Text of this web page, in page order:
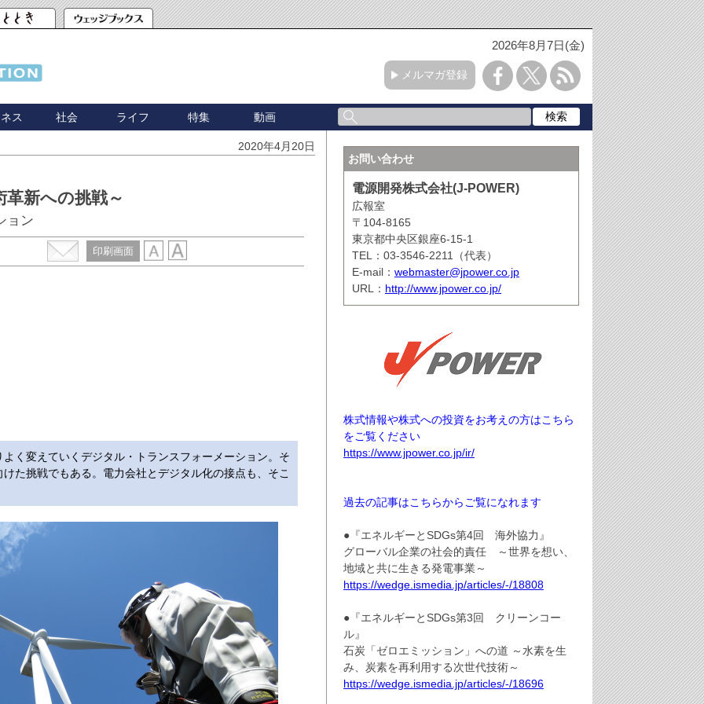
2026年8月7日(金)
メルマガ登録
ス 社会 ライフ 特集 動画
2020年4月20日
新への挑戦～
ョン
印刷画面
く変えていくデジタル・トランスフォーメーション。そ
た挑戦でもある。電力会社とデジタル化の接点も、そこ
お問い合わせ
電源開発株式会社(J-POWER)
広報室
〒104-8165
東京都中央区銀座6-15-1
TEL：03-3546-2211（代表）
E-mail： webmaster@jpower.co.jp
URL： http://www.jpower.co.jp/
株式情報や株式への投資をお考えの方はこちら
をご覧ください
https://www.jpower.co.jp/ir/
過去の記事はこちらからご覧になれます
●『エネルギーとSDGs第4回 海外協力』
グローバル企業の社会的責任 ～世界を想い、
地域と共に生きる発電事業～
https://wedge.ismedia.jp/articles/-/18808
●『エネルギーとSDGs第3回 クリーンコー
ル』
石炭「ゼロエミッション」への道 ～水素を生
み、炭素を再利用する次世代技術～
https://wedge.ismedia.jp/articles/-/18696